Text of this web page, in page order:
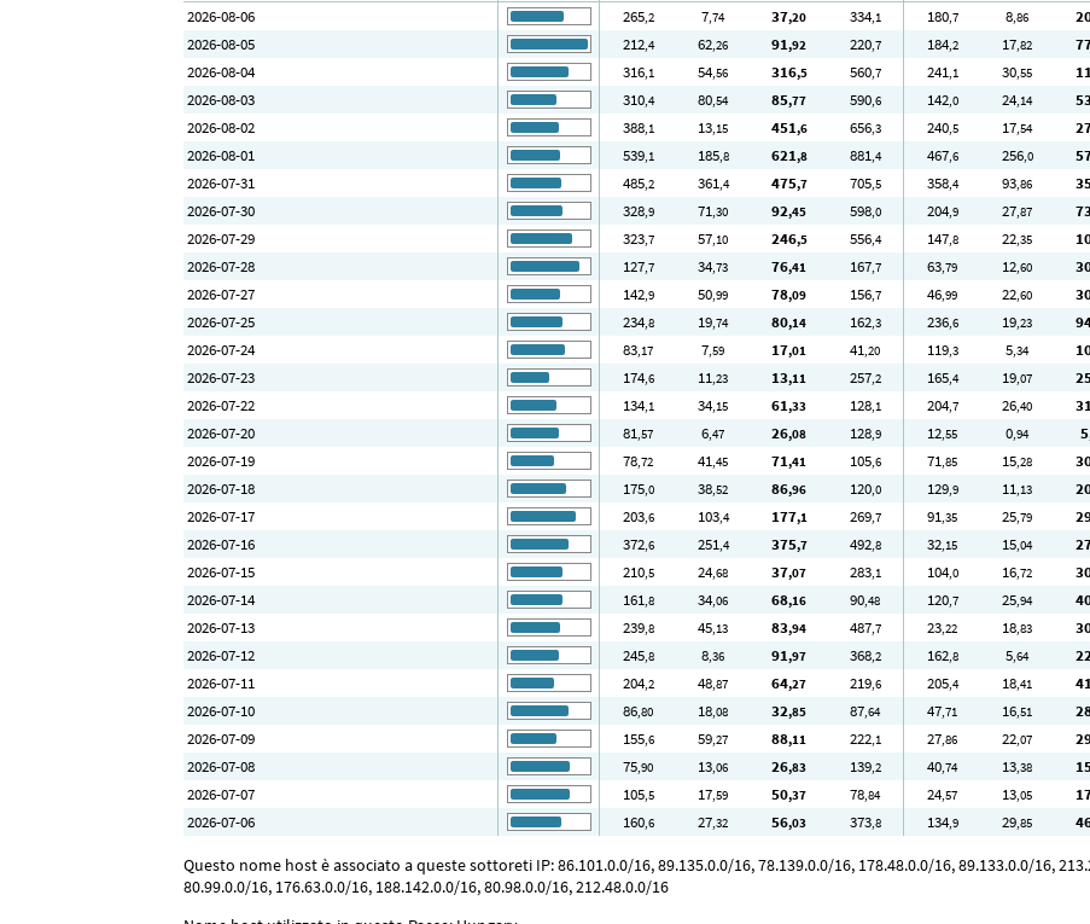
2026-08-06
265,2 7,74 37,20 334,1 180,7 8,86
2026-08-05
212,4 62,26 91,92 220,7 184,2 17,82
2026-08-04
316,1 54,56 316,5 560,7 241,1 30,55
2026-08-03
310,4 80,54 85,77 590,6 142,0 24,14
2026-08-02
388,1 13,15 451,6 656,3 240,5 17,54
2026-08-01
539,1 185,8 621,8 881,4 467,6 256,0
2026-07-31
485,2 361,4 475,7 705,5 358,4 93,86
2026-07-30
328,9 71,30 92,45 598,0 204,9 27,87
2026-07-29
323,7 57,10 246,5 556,4 147,8 22,35
2026-07-28
127,7 34,73 76,41 167,7 63,79 12,60
2026-07-27
142,9 50,99 78,09 156,7 46,99 22,60
2026-07-25
234,8 19,74 80,14 162,3 236,6 19,23
2026-07-24
83,17 7,59 17,01 41,20 119,3 5,34
2026-07-23
174,6 11,23 13,11 257,2 165,4 19,07
2026-07-22
134,1 34,15 61,33 128,1 204,7 26,40
2026-07-20
81,57 6,47 26,08 128,9 12,55 0,94 5
2026-07-19
78,72 41,45 71,41 105,6 71,85 15,28
2026-07-18
175,0 38,52 86,96 120,0 129,9 11,13
2026-07-17
203,6 103,4 177,1 269,7 91,35 25,79
2026-07-16
372,6 251,4 375,7 492,8 32,15 15,04
2026-07-15
210,5 24,68 37,07 283,1 104,0 16,72
2026-07-14
161,8 34,06 68,16 90,48 120,7 25,94
2026-07-13
239,8 45,13 83,94 487,7 23,22 18,83
2026-07-12
245,8 8,36 91,97 368,2 162,8 5,64
2026-07-11
204,2 48,87 64,27 219,6 205,4 18,41
2026-07-10
86,80 18,08 32,85 87,64 47,71 16,51
2026-07-09
155,6 59,27 88,11 222,1 27,86 22,07
2026-07-08
75,90 13,06 26,83 139,2 40,74 13,38
2026-07-07
105,5 17,59 50,37 78,84 24,57 13,05
2026-07-06
160,6 27,32 56,03 373,8 134,9 29,85
Questo nome host è associato a queste sottoreti IP: 86.101.0.0/16, 89.135.0.0/16, 78.139.0.0/16, 178.48.0.0/16, 89.133.0.0/16,
80.99.0.0/16, 176.63.0.0/16, 188.142.0.0/16, 80.98.0.0/16, 212.48.0.0/16